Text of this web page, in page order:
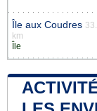
Île aux Coudres
km
Île